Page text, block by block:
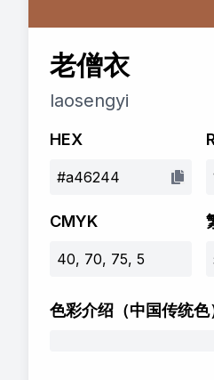
老僧衣
laosengyi
HEX
#a46244
CMYK
40, 70, 75, 5
色彩介绍 （中国传统色